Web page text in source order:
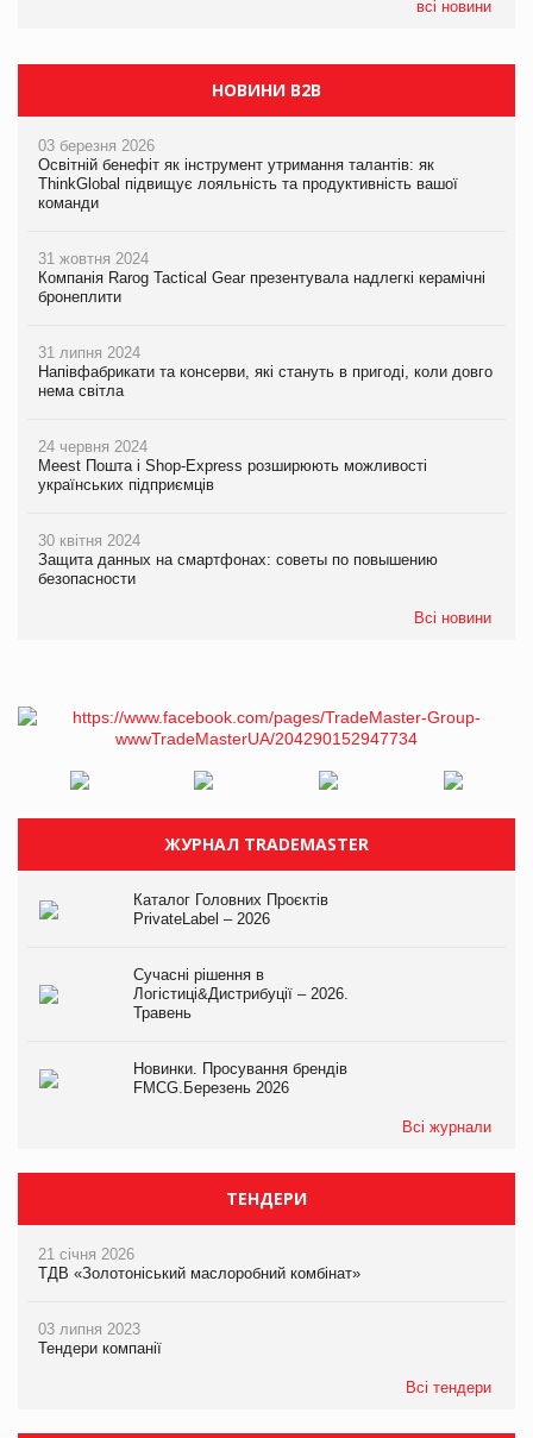
всі новини
НОВИНИ B2B
03 березня 2026
Освітній бенефіт як інструмент утримання талантів: як
ThinkGlobal підвищує лояльність та продуктивність вашої
команди
31 жовтня 2024
Компанія Rarog Tactical Gear презентувала надлегкі керамічні
бронеплити
31 липня 2024
Напівфабрикати та консерви, які стануть в пригоді, коли довго
нема світла
24 червня 2024
Meest Пошта і Shop-Express розширюють можливості
українських підприємців
30 квітня 2024
Защита данных на смартфонах: советы по повышению
безопасности
Всі новини
ЖУРНАЛ TRADEMASTER
Каталог Головних Проєктів
PrivateLabel – 2026
Сучасні рішення в
Логістиці&Дистрибуції – 2026.
Травень
Новинки. Просування брендів
FMCG.Березень 2026
Всі журнали
ТЕНДЕРИ
21 січня 2026
ТДВ «Золотоніський маслоробний комбінат»
03 липня 2023
Тендери компанії
Всі тендери